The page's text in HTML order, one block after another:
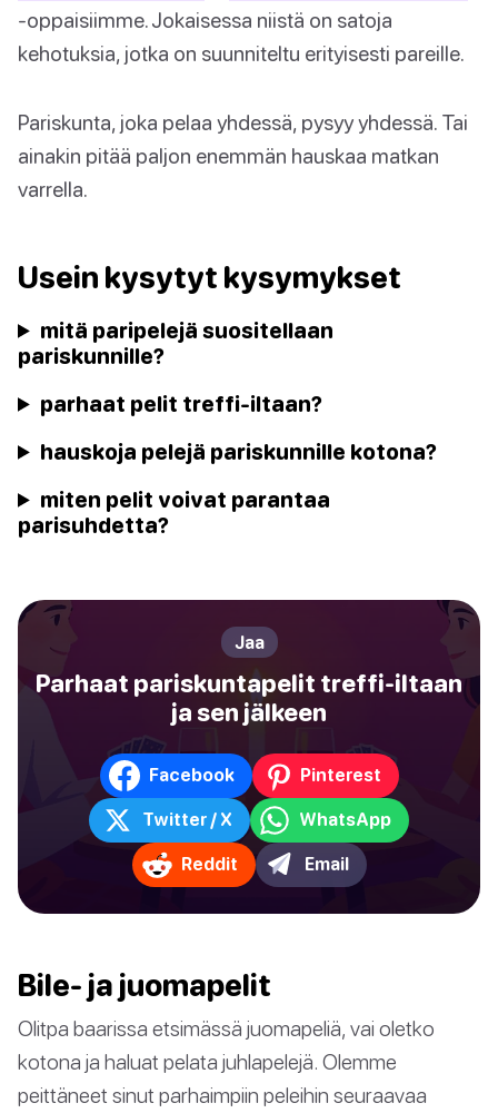
-oppaisiimme. Jokaisessa niistä on satoja
kehotuksia, jotka on suunniteltu erityisesti pareille.
Pariskunta, joka pelaa yhdessä, pysyy yhdessä. Tai
ainakin pitää paljon enemmän hauskaa matkan
varrella.
Usein kysytyt kysymykset
mitä paripelejä suositellaan
pariskunnille?
parhaat pelit treffi-iltaan?
hauskoja pelejä pariskunnille kotona?
miten pelit voivat parantaa
parisuhdetta?
Jaa
Parhaat pariskuntapelit treffi-iltaan
ja sen jälkeen
Facebook Pinterest
Twitter / X WhatsApp
Reddit Email
Bile- ja juomapelit
Olitpa baarissa etsimässä juomapeliä, vai oletko
kotona ja haluat pelata juhlapelejä. Olemme
peittäneet sinut parhaimpiin peleihin seuraavaa